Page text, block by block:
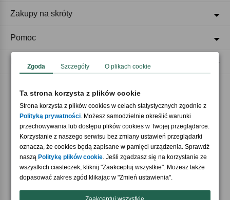
Akceptujemy płatności
Nasi partnerzy
Zakupy na skróty
Pomoc
Zgoda Szczegóły O plikach cookie
Ta strona korzysta z plików cookie
Strona korzysta z plików cookies w celach statystycznych zgodnie z
Polityką prywatności. Możesz samodzielnie określić warunki
przechowywania lub dostępu plików cookies w Twojej przeglądarce.
Korzystanie z naszego serwisu bez zmiany ustawień przeglądarki
oznacza, że cookies będą zapisane w pamięci urządzenia. Sprawdź
naszą Politykę plików cookie. Jeśli zgadzasz się na korzystanie ze
wszystkich ciasteczek, kliknij "Zaakceptuj wszystkie". Możesz także
dopasować zakres zgód klikając w "Zmień ustawienia".